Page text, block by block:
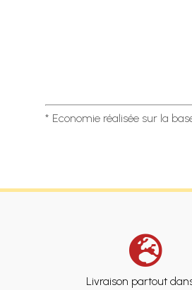
* Economie réalisée sur la
Livraison partout